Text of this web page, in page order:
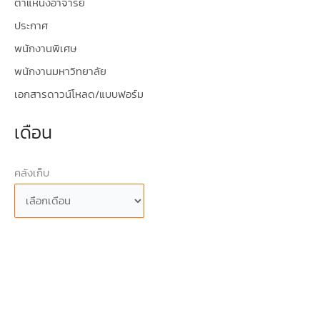
ตำแหน่งอาจารย์
ประกาศ
พนักงานพิเศษ
พนักงานมหาวิทยาลัย
เอกสารดาวน์โหลด/แบบฟอร์ม
เดือน
คลังเก็บ